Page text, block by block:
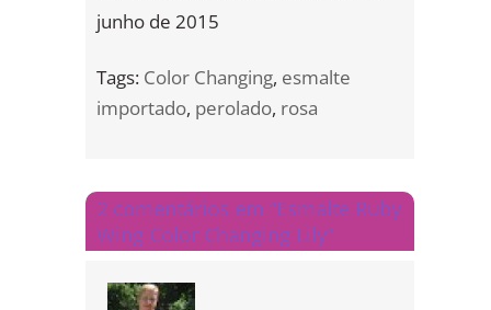
junho de 2015
Tags: Color Changing, esmalte
importado, perolado, rosa
2 comentários em “Esmalte Ruby
Wing Color Changing Lily”